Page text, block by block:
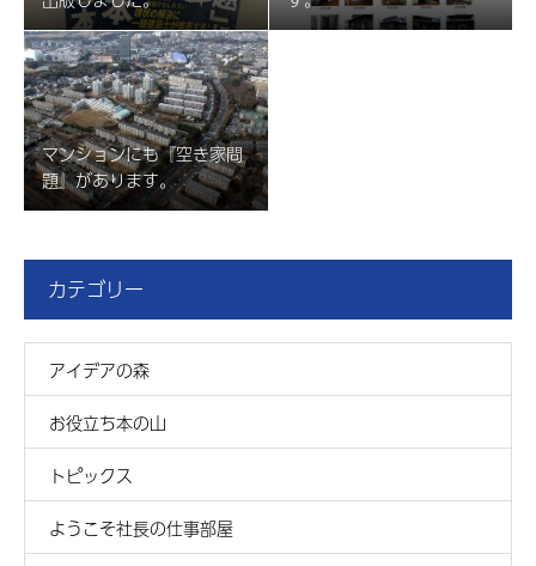
マンションにも『空き家問
題』があります。
カテゴリー
アイデアの森
お役立ち本の山
トピックス
ようこそ社長の仕事部屋